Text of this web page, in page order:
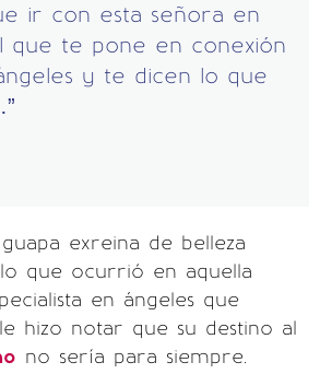
ir con esta señora en
que te pone en conexión
y te dicen lo que
exreina de belleza
que ocurrió en aquella
en ángeles que
hizo notar que su destino al
no sería para siempre.